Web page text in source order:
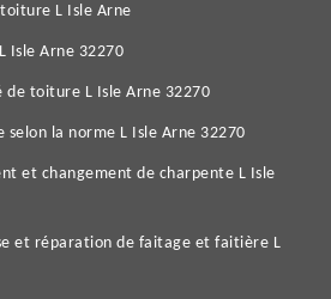
L Isle Arne
Isle Arne 32270
de toiture L Isle Arne 32270
selon la norme L Isle Arne 32270
et changement de charpente L Isle
et réparation de faitage et faitière L